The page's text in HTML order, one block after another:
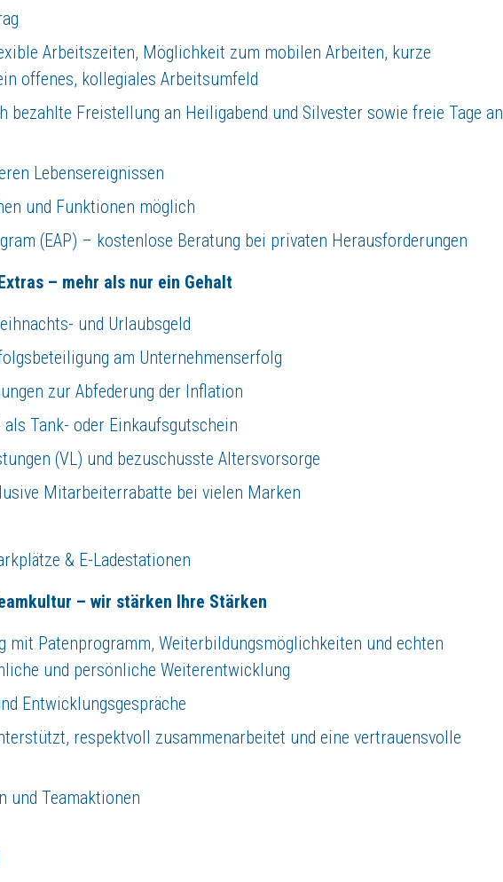
Arbeitszeiten, Möglichkeit zum mobilen Arbeiten, kurze
offenes, kollegiales Arbeitsumfeld
bezahlte Freistellung an Heiligabend und Silvester sowie freie Tage an
Lebensereignissen
und Funktionen möglich
(EAP) – kostenlose Beratung bei privaten Herausforderungen
– mehr als nur ein Gehalt
und Urlaubsgeld
am Unternehmenserfolg
zur Abfederung der Inflation
Tank- oder Einkaufsgutschein
(VL) und bezuschusste Altersvorsorge
Mitarbeiterrabatte bei vielen Marken
& E-Ladestationen
– wir stärken Ihre Stärken
mit Patenprogramm, Weiterbildungsmöglichkeiten und echten
und persönliche Weiterentwicklung
Entwicklungsgespräche
respektvoll zusammenarbeitet und eine vertrauensvolle
und Teamaktionen